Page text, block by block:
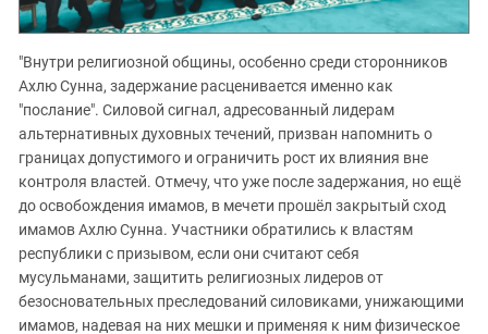
"Внутри религиозной общины, особенно среди сторонников
Ахлю Сунна, задержание расценивается именно как
"послание". Силовой сигнал, адресованный лидерам
альтернативных духовных течений, призван напомнить о
границах допустимого и ограничить рост их влияния вне
контроля властей. Отмечу, что уже после задержания, но ещё
до освобождения имамов, в мечети прошёл закрытый сход
имамов Ахлю Сунна. Участники обратились к властям
республики с призывом, если они считают себя
мусульманами, защитить религиозных лидеров от
безосновательных преследований силовиками, унижающими
имамов, надевая на них мешки и применяя к ним физическое